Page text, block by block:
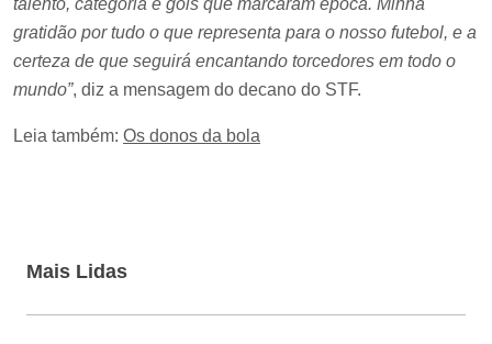
talento, categoria e gols que marcaram época. Minha
gratidão por tudo o que representa para o nosso futebol, e a
certeza de que seguirá encantando torcedores em todo o
mundo”, diz a mensagem do decano do STF.
Leia também: Os donos da bola
Mais Lidas